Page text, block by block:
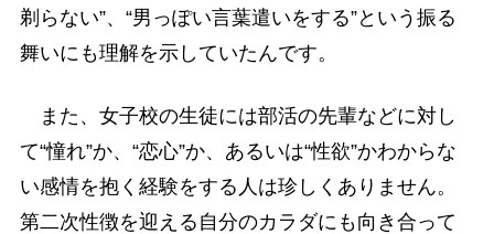
剃らない”、“男っぽい言葉遣いをする”という振る
舞いにも理解を示していたんです。
また、女子校の生徒には部活の先輩などに対し
て“憧れ”か、“恋心”か、あるいは“性欲”かわからな
い感情を抱く経験をする人は珍しくありません。
第二次性徴を迎える自分のカラダにも向き合って